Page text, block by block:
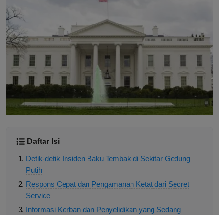
Daftar Isi
Detik-detik Insiden Baku Tembak di Sekitar Gedung
Putih
Respons Cepat dan Pengamanan Ketat dari Secret
Service
Informasi Korban dan Penyelidikan yang Sedang